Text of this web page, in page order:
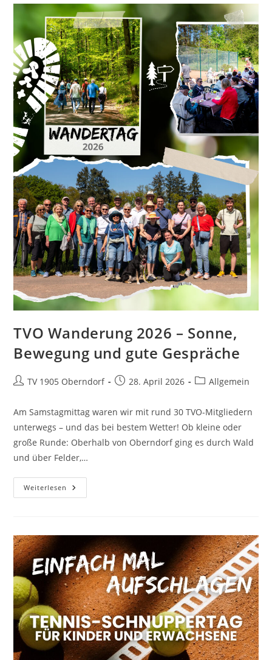
TVO Wanderung 2026 – Sonne,
Bewegung und gute Gespräche
TV 1905 Oberndorf 28. April 2026 Allgemein
Am Samstagmittag waren wir mit rund 30 TVO-Mitgliedern
unterwegs – und das bei bestem Wetter! Ob kleine oder
große Runde: Oberhalb von Oberndorf ging es durch Wald
und über Felder,…
Weiterlesen